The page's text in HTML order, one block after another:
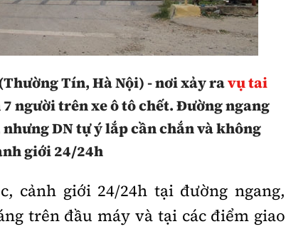
Giải trí - Thể thao
Tín, Hà Nội) - nơi xảy ravụ tai
người trên xe ô tô chết. Đường ngang
DN tự ý lắp cần chắn và không
giới 24/24h
cảnh giới 24/24h tại đường ngang,
trên đầu máy và tại các điểm giao